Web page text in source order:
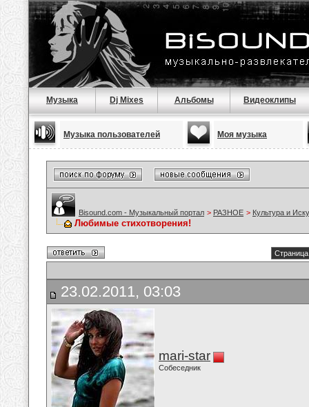
Музыка Dj Mixes Альбомы Видеоклипы
Музыка пользователей Моя музыка
Bisound.com - Музыкальный портал > РАЗНОЕ > Культура и
Любимые стихотворения!
23.02.2011, 03:03
mari-star
Собеседник